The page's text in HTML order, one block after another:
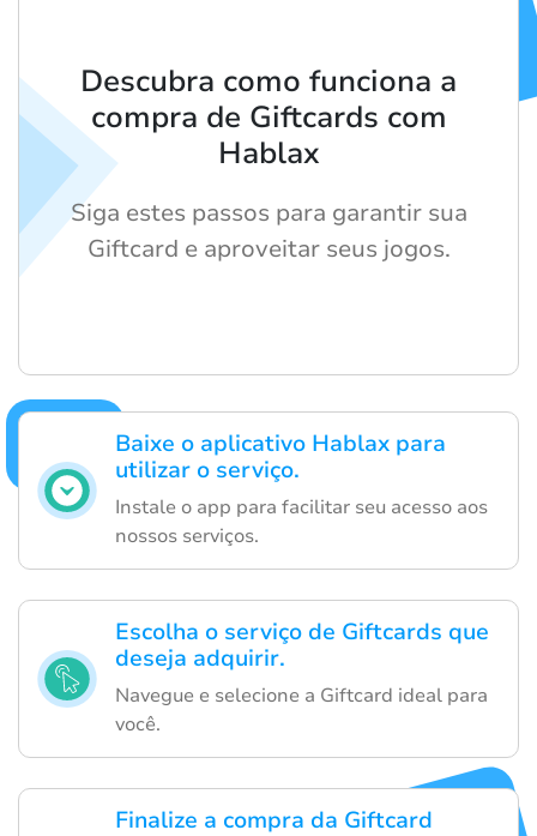
Baixe o aplicativo Hablax para
utilizar o serviço.
Instale o app para facilitar seu acesso aos
nossos serviços.
Escolha o serviço de Giftcards que
deseja adquirir.
Navegue e selecione a Giftcard ideal para
você.
Finalize a compra da Giftcard
Descubra como funciona a
compra de Giftcards com
Hablax
Siga estes passos para garantir sua
Giftcard e aproveitar seus jogos.